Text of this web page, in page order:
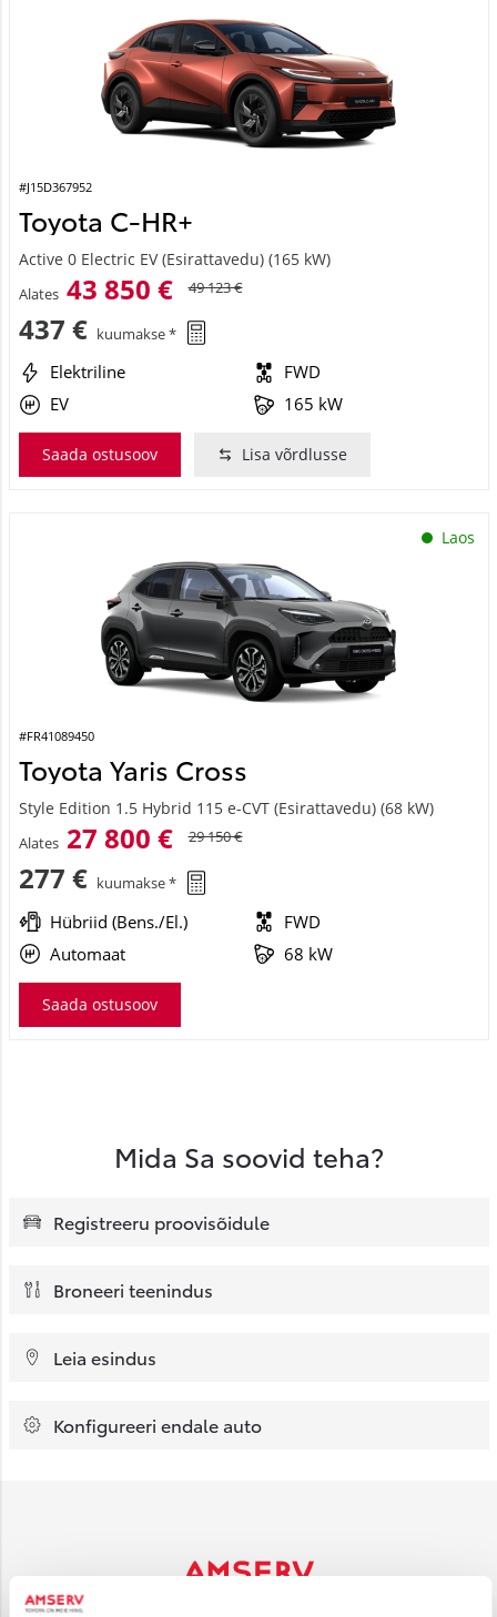
#J15D367952
Toyota C-HR+
Active 0 Electric EV (Esirattavedu) (165 kW)
Alates 43 850 € 49 123 €
437 € kuumakse *
Elektriline
FWD
EV
165 kW
Saada ostusoov Lisa võrdlusse
Laos
#FR41089450
Toyota Yaris Cross
Style Edition 1.5 Hybrid 115 e-CVT (Esirattavedu) (68 kW)
Alates 27 800 € 29 150 €
277 € kuumakse *
Hübriid (Bens./El.)
FWD
Automaat
68 kW
Saada ostusoov
Mida Sa soovid teha?
Registreeru proovisõidule
Broneeri teenindus
Leia esindus
Konfigureeri endale auto